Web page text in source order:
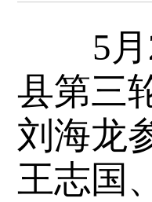
5月29
县第三
刘海龙
王志国